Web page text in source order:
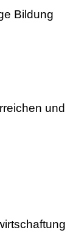
Bildung
und